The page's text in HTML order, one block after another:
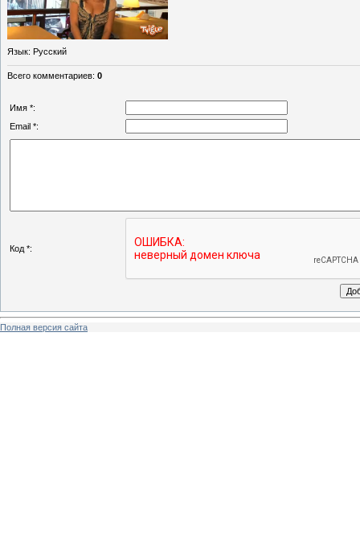
Язык: Русский
Всего комментариев: 0
Имя *:
Email *:
Код *:
Полная версия сайта